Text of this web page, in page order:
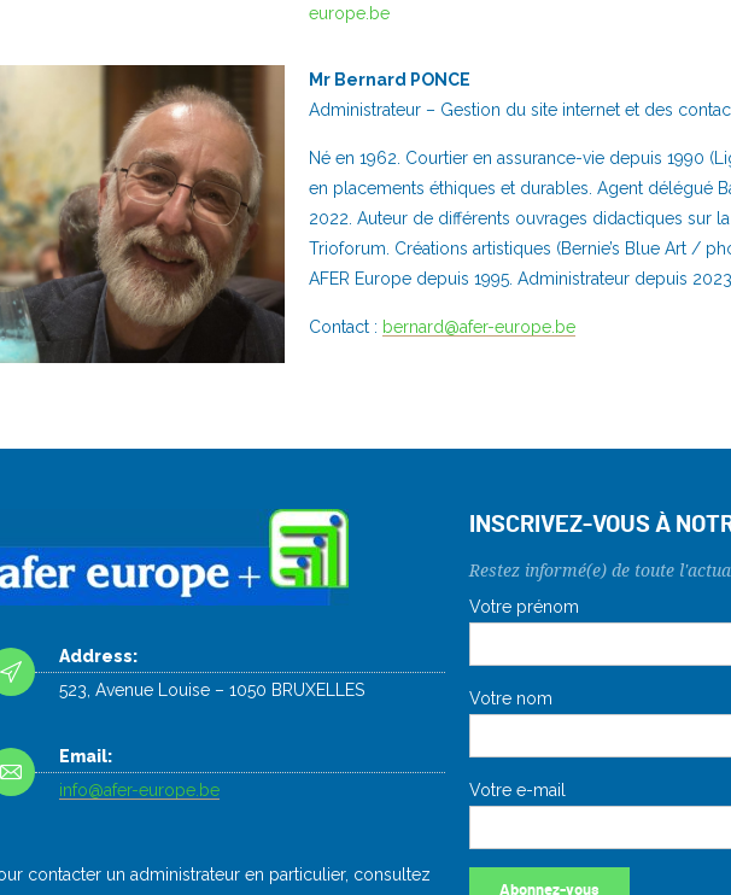
europe.be
Mr Bernard PONCE
Administrateur – Gestion du site internet et des
Né en 1962. Courtier en assurance-vie depuis 1990
en placements éthiques et durables. Agent délégué
2022. Auteur de différents ouvrages didactiques sur
Trioforum. Créations artistiques (Bernie’s Blue Art /
AFER Europe depuis 1995. Administrateur depuis 2023.
Contact : bernard@afer-europe.be
Address:
523, Avenue Louise – 1050 BRUXELLES
Email:
info@afer-europe.be
contacter un administrateur en particulier, consultez
INSCRIVEZ-VOUS À
Restez informé(e) de toute